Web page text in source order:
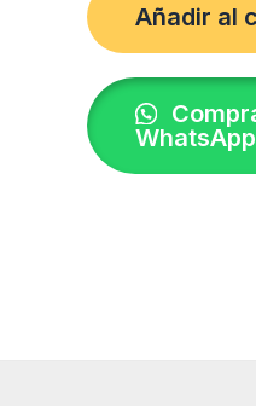
Añadir al
WhatsApp